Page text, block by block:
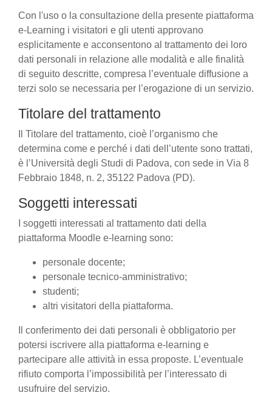
Con l'uso o la consultazione della presente piattaforma
e-Learning i visitatori e gli utenti approvano
esplicitamente e acconsentono al trattamento dei loro
dati personali in relazione alle modalità e alle finalità
di seguito descritte, compresa l’eventuale diffusione a
terzi solo se necessaria per l’erogazione di un servizio.
Titolare del trattamento
Il Titolare del trattamento, cioè l’organismo che
determina come e perché i dati dell’utente sono trattati,
è l’Università degli Studi di Padova, con sede in Via 8
Febbraio 1848, n. 2, 35122 Padova (PD).
Soggetti interessati
I soggetti interessati al trattamento dati della
piattaforma Moodle e-learning sono:
personale docente;
personale tecnico-amministrativo;
studenti;
altri visitatori della piattaforma.
Il conferimento dei dati personali è obbligatorio per
potersi iscrivere alla piattaforma e-learning e
partecipare alle attività in essa proposte. L’eventuale
rifiuto comporta l’impossibilità per l’interessato di
usufruire del servizio.